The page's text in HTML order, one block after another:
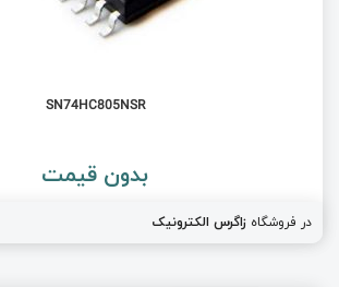
SN74HC805NSR
بدون قیمت
در فروشگاه زاگرس الکترونیک